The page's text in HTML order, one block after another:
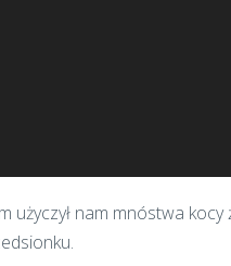
nam mnóstwa kocy